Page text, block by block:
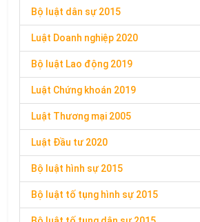
Bộ luật dân sự 2015
Luật Doanh nghiệp 2020
Bộ luật Lao động 2019
Luật Chứng khoán 2019
Luật Thương mại 2005
Luật Đầu tư 2020
Bộ luật hình sự 2015
Bộ luật tố tụng hình sự 2015